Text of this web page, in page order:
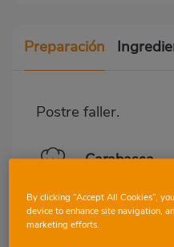
Preparación
Postre faller.
Carabassa
sense corfa.
By clicking “Accept All Cookies”,
device to enhance site navigation,
marketing efforts.